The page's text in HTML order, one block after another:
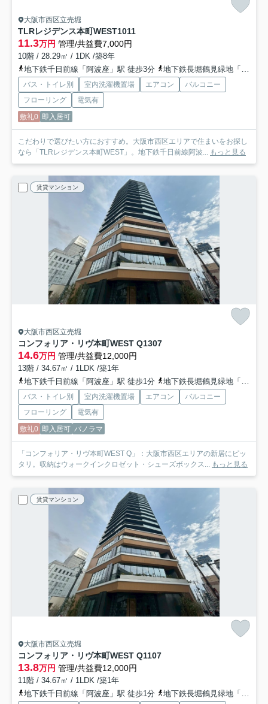
大阪市西区立売堀
TLRレジデンス本町WEST1011
11.3万円 管理/共益費7,000円
10階 / 28.29㎡ / 1DK /築8年
地下鉄千日前線「阿波座」駅 徒歩3分
地下鉄長堀鶴見緑地「西長堀」駅 徒歩5分
バス・トイレ別 室内洗濯機置場 エアコン
バルコニー
フローリング
電気有
敷礼0 即入居可
こだわりで選びたい方におすすめ。大阪市西区エリアで住まいをお探し
なら「TLRレジデンス本町WEST」。地下鉄千日前線阿波... もっと見る
賃貸マンション
大阪市西区立売堀
コンフォリア・リヴ本町WEST Q1307
14.6万円 管理/共益費12,000円
13階 / 34.67㎡ / 1LDK /築1年
地下鉄千日前線「阿波座」駅 徒歩1分
地下鉄長堀鶴見緑地「西長堀」駅 徒歩10分
バス・トイレ別 室内洗濯機置場 エアコン
バルコニー
フローリング
電気有
敷礼0 即入居可 パノラマ
「コンフォリア・リヴ本町WEST Q」：大阪市西区エリアの新居にピッ
タリ。収納はウォークインクロゼット・シューズボックス... もっと見る
賃貸マンション
大阪市西区立売堀
コンフォリア・リヴ本町WEST Q1107
13.8万円 管理/共益費12,000円
11階 / 34.67㎡ / 1LDK /築1年
地下鉄千日前線「阿波座」駅 徒歩1分
地下鉄長堀鶴見緑地「西長堀」駅 徒歩10分